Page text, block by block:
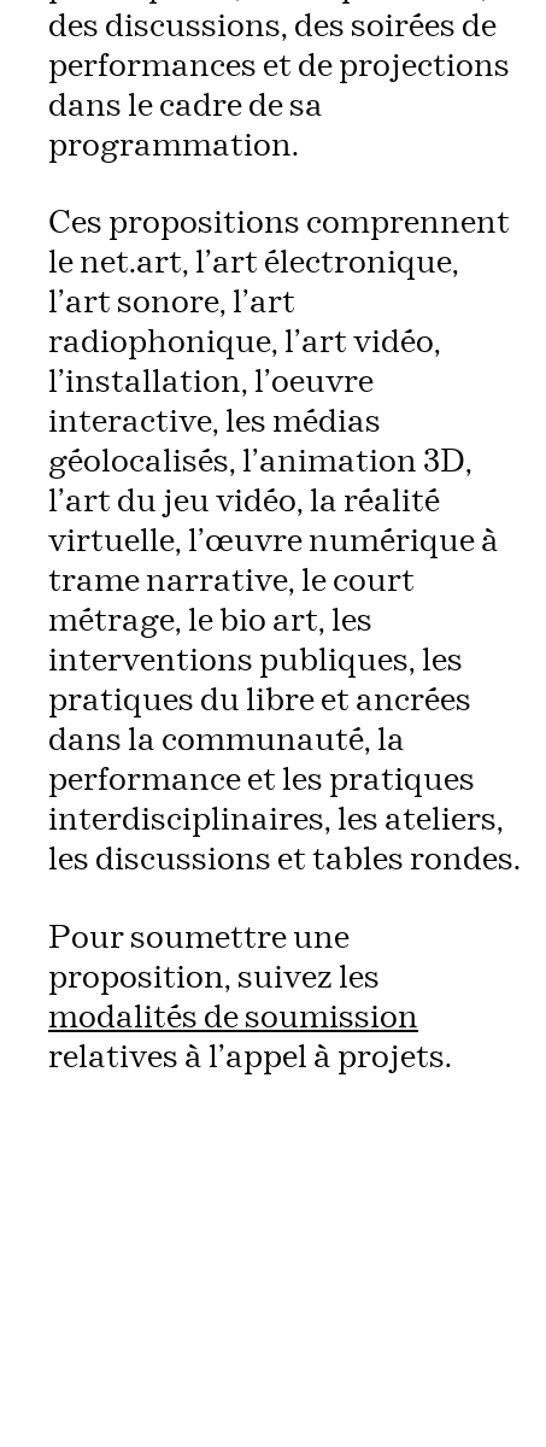
des discussions, des soirées de
performances et de projections
dans le cadre de sa
programmation.
Ces propositions comprennent
le net.art, l’art électronique,
l’art sonore, l’art
radiophonique, l’art vidéo,
l’installation, l’oeuvre
interactive, les médias
géolocalisés, l’animation 3D,
l’art du jeu vidéo, la réalité
virtuelle, l’œuvre numérique à
trame narrative, le court
métrage, le bio art, les
interventions publiques, les
pratiques du libre et ancrées
dans la communauté, la
performance et les pratiques
interdisciplinaires, les ateliers,
les discussions et tables rondes.
Pour soumettre une
proposition, suivez les
modalités de soumission
relatives à l’appel à projets.